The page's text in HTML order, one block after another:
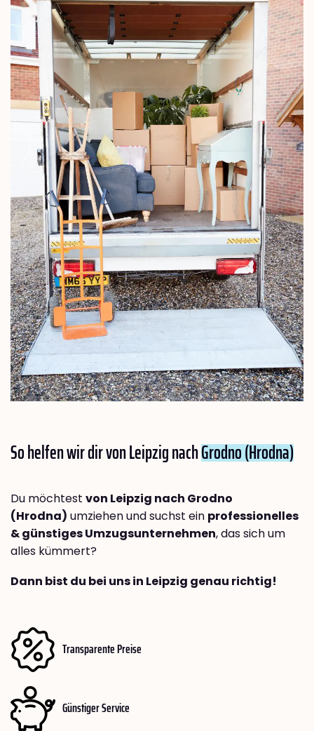
So helfen wir dir von Leipzig nachGrodno (Hrodna)
Du möchtest von Leipzig nach Grodno
(Hrodna) umziehen und suchst ein professionelles
& günstiges Umzugsunternehmen, das sich um
alles kümmert?
Dann bist du bei uns in Leipzig genau richtig!
Transparente Preise
Günstiger Service